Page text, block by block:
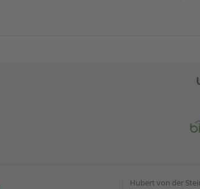
Hubert von der